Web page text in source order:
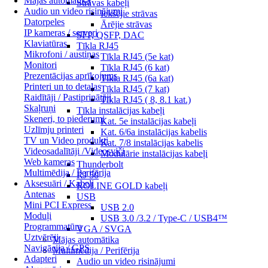
Audio un video risinājumi
Datorpeles
IP kameras / serveri
Klaviatūras
Mikrofoni / austiņas
Monitori
Prezentācijas aprīkojums
Printeri un to detaļas
Raidītāji / Pastiprinātāji
Skaļruņi
Skeneri, to piederumi
Uzlīmju printeri
TV un Video produkti
Videosadalītāji /Videosviči
Web kameras
Multimēdija / Perifērija
Aksesuāri / Kabeļi
Antenas
Mini PCI Express
Moduļi
Programmatūra
Uztvērēji
Navigācija / GPS
Adapteri
Strāvas kabeļi
Iekšējie strāvas
Ārējie strāvas
SFP, QSFP, DAC
Tīkla RJ45
Tīkla RJ45 (5e kat)
Tīkla RJ45 (6 kat)
Tīkla RJ45 (6a kat)
Tīkla RJ45 (7 kat)
Tīkla RJ45 ( 8, 8.1 kat.)
Tīkla instalācijas kabeļi
Kat. 5e instalācijas kabeļi
Kat. 6/6a instalācijas kabelis
Kat. 7/8 instalācijas kabelis
Modulārie instalācijas kabeļi
Thunderbolt
RJ 50
ROLINE GOLD kabeļi
USB
USB 2.0
USB 3.0 /3.2 / Type-C / USB4™
VGA / SVGA
Mājas automātika
Multimēdija / Perifērija
Audio un video risinājumi